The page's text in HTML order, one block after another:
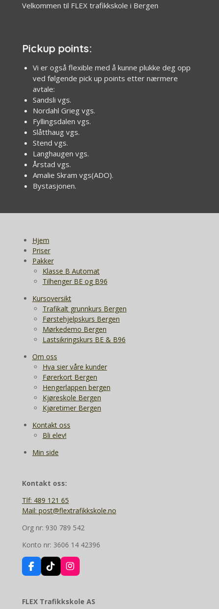
Velkommen til FLEX trafikkskole i Bergen
Pickup points:
Vi er også flexible med å kunne plukke deg opp
ved følgende pick up points etter nærmere
avtale:
Sandsli vgs.
Nordahl Grieg vgs.
Fyllingsdalen vgs.
Slåtthaug vgs.
Stend vgs.
Langhaugen vgs.
Årstad vgs.
Amalie Skram vgs(ADO).
Bystasjonen.
Hjem
Priser
Pakker
Klasse B Automat
Tilhenger BE og B96
Kursoversikt
Trafikalt grunnkurs Bergen
Førstehjelpskurs Bergen
Mørkedemo Bergen
Lastsikringskurs BE & B96
Om oss
Hva sier våre kunder
Førerkort Bergen
Hengerlappen bergen
Kjøreskole Bergen
Kjøretimer Bergen
Kontakt oss
Bli elev!
Min side
Kontakt oss:
Tlf: 489 121 65
Mail: post@flextrafikkskole.no
Org nr: 930 789 542
Konto nr: 3606 14 42396
F
a
b
T
i
T
o
I
n
t
a
FLEX Trafikkskole AS